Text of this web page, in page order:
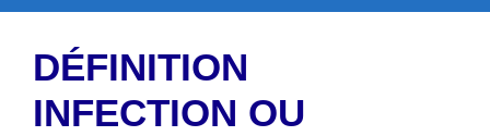
DÉFINITION
INFECTION OU